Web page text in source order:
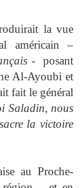
la vue
américain –
- posant
Al-Ayoubi et
fait le général
Saladin, nous
la victoire
au Proche-